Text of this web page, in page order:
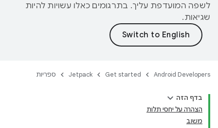
לשפה המועדפת עליך. בתרגומים כאלו עשויות להיות
שגיאות.
Android Developers
Get started
Jetpack ספריות
בדף הזה
הצהרה על יחסי תלות
משוב